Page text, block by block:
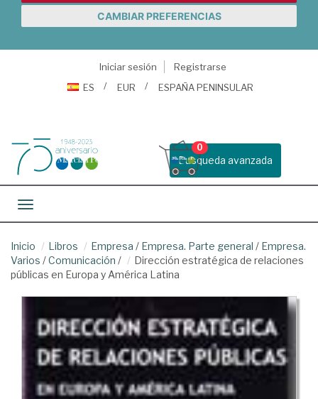
CAMBIAR PREFERENCIAS
Iniciar sesión
Registrarse
ES
EUR ESPAÑA PENINSULAR
Busqueda avanzada
0
Toggle navigation
Inicio Libros Empresa / Empresa. Parte general / Empresa.
Varios /Comunicación /
Dirección estratégica de relaciones
públicas en Europa y América Latina